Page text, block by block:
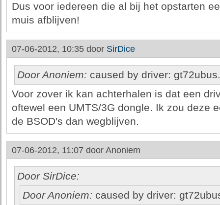
Dus voor iedereen die al bij het opstarten
muis afblijven!
07-06-2012, 10:35 door SirDice
Door Anoniem: caused by driver:
Voor zover ik kan achterhalen is dat een
oftewel een UMTS/3G dongle. Ik zou deze
de BSOD's dan wegblijven.
07-06-2012, 11:07 door Anoniem
Door SirDice:
Door Anoniem: caused by driver: